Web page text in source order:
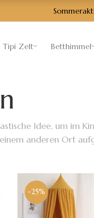
Tipi Zelt Betthimmel
Idee, um im
anderen Ort
-25%